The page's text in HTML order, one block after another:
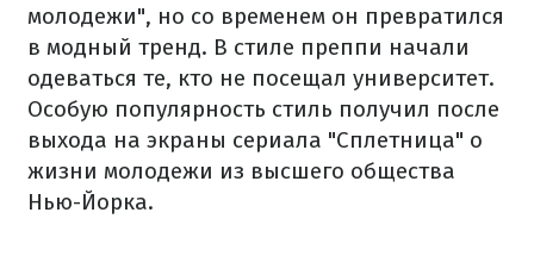
молодежи", но со временем он превратился
в модный тренд. В стиле преппи начали
одеваться те, кто не посещал университет.
Особую популярность стиль получил после
выхода на экраны сериала "Сплетница" о
жизни молодежи из высшего общества
Нью-Йорка.